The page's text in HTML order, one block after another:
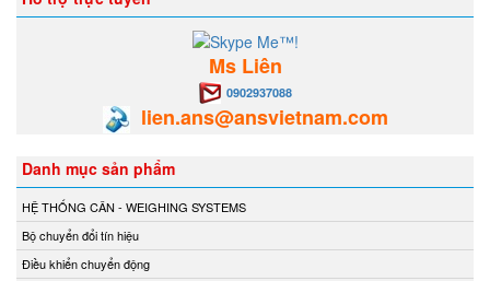
Ms Liên
0902937088
lien.ans@ansvietnam.com
Danh mục sản phẩm
HỆ THỐNG CÂN - WEIGHING SYSTEMS
Bộ chuyển đổi tín hiệu
Điều khiển chuyển động